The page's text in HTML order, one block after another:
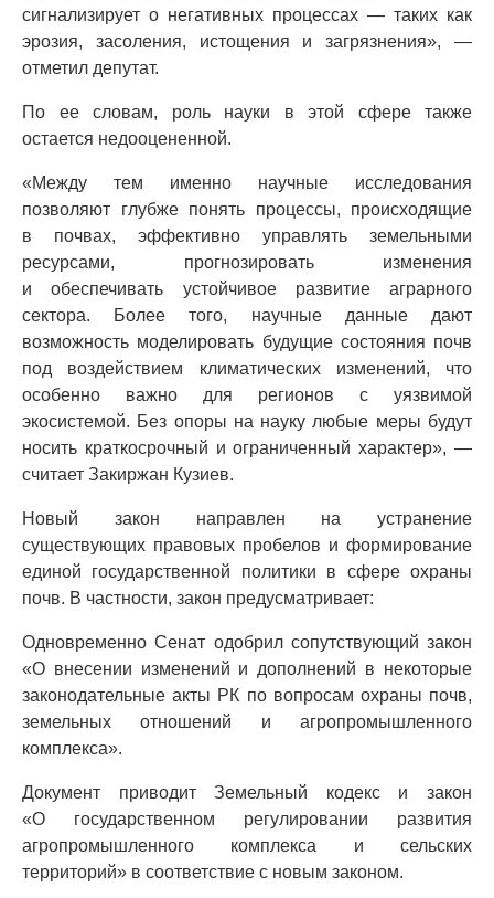
сигнализирует о негативных процессах — таких как
эрозия, засоления, истощения и загрязнения», —
отметил депутат.
По ее словам, роль науки в этой сфере также
остается недооцененной.
«Между тем именно научные исследования
позволяют глубже понять процессы, происходящие
в почвах, эффективно управлять земельными
ресурсами, прогнозировать изменения
и обеспечивать устойчивое развитие аграрного
сектора. Более того, научные данные дают
возможность моделировать будущие состояния почв
под воздействием климатических изменений, что
особенно важно для регионов с уязвимой
экосистемой. Без опоры на науку любые меры будут
носить краткосрочный и ограниченный характер», —
считает Закиржан Кузиев.
Новый закон направлен на устранение
существующих правовых пробелов и формирование
единой государственной политики в сфере охраны
почв. В частности, закон предусматривает:
Одновременно Сенат одобрил сопутствующий закон
«О внесении изменений и дополнений в некоторые
законодательные акты РК по вопросам охраны почв,
земельных отношений и агропромышленного
комплекса».
Документ приводит Земельный кодекс и закон
«О государственном регулировании развития
агропромышленного комплекса и сельских
территорий» в соответствие с новым законом.